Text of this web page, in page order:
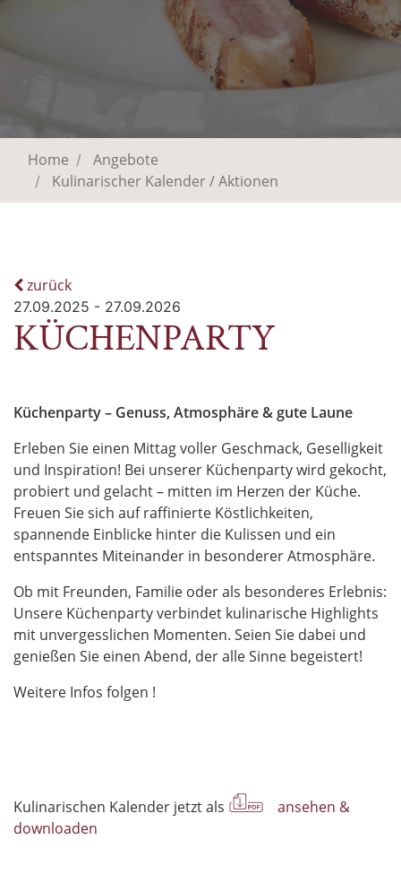
Home
Angebote
Kulinarischer Kalender / Aktionen
zurück
27.09.2025 - 27.09.2026
KÜCHENPARTY
Küchenparty – Genuss, Atmosphäre & gute Laune
Erleben Sie einen Mittag voller Geschmack, Geselligkeit
und Inspiration! Bei unserer Küchenparty wird gekocht,
probiert und gelacht – mitten im Herzen der Küche.
Freuen Sie sich auf raffinierte Köstlichkeiten,
spannende Einblicke hinter die Kulissen und ein
entspanntes Miteinander in besonderer Atmosphäre.
Ob mit Freunden, Familie oder als besonderes Erlebnis:
Unsere Küchenparty verbindet kulinarische Highlights
mit unvergesslichen Momenten. Seien Sie dabei und
genießen Sie einen Abend, der alle Sinne begeistert!
Weitere Infos folgen !
Kulinarischen Kalender jetzt als
ansehen &
downloaden